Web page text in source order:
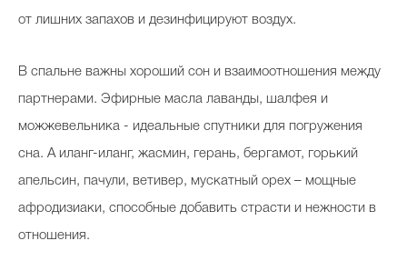
от лишних запахов и дезинфицируют воздух.
В спальне важны хороший сон и взаимоотношения между
партнерами. Эфирные масла лаванды, шалфея и
можжевельника - идеальные спутники для погружения
сна. А иланг-иланг, жасмин, герань, бергамот, горький
апельсин, пачули, ветивер, мускатный орех – мощные
афродизиаки, способные добавить страсти и нежности в
отношения.